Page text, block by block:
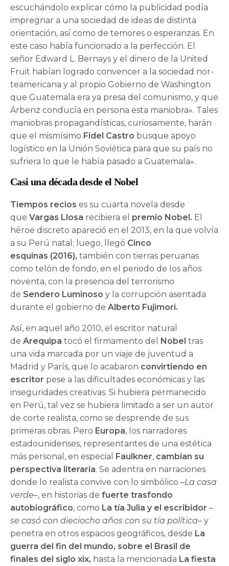
escuchándolo explicar cómo la publicidad podía
impregnar a una sociedad de ideas de distinta
orientación, así como de temores o esperanzas. En
este caso había funcionado a la perfección. El
señor Edward L. Bernays y el dinero de la United
Fruit habían logrado convencer a la sociedad nor­
teamericana y al propio Gobierno de Washington
que Guatemala era ya presa del comunismo, y que
Árbenz conducía en persona esta maniobra». Tales
maniobras propagandísticas, curiosamente, harán
que el mismísimo Fidel Castro busque apoyo
logístico en la Unión Soviética para que su país no
sufriera lo que le había pasado a Guatemala».
Casi una década desde el Nobel
Tiempos recios es su cuarta novela desde
queVargas Llosa recibiera el premio Nobel. El
héroe discreto apareció en el 2013, en la que volvía
a su Perú natal; luego, llegó Cinco
esquinas (2016), también con tierras peruanas
como telón de fondo, en el periodo de los años
noventa, con la presencia del terrorismo
de Sendero Luminoso y la corrupción asentada
durante el gobierno deAlberto Fujimori.
Así, en aquel año 2010, el escritor natural
deArequipa tocó el firmamento del Nobel tras
una vida marcada por un viaje de juventud a
Madrid y París, que lo acabaron convirtiendo en
escritor pese a las dificultades económicas y las
inseguridades creativas. Si hubiera permanecido
en Perú, tal vez se hubiera limitado a ser un autor
de corte realista, como se desprende de sus
primeras obras. Pero Europa, los narradores
estadounidenses, representantes de una estética
más personal, en especial Faulkner, cambian su
perspectiva literaria. Se adentra en narraciones
donde lo realista convive con lo simbólico –La casa
verde–, en historias de fuerte trasfondo
autobiográfico, como La tía Julia y el escribidor –
se casó con dieciocho años con su tía política– y
penetra en otros espacios geográficos, desde La
guerra del fin del mundo, sobre el Brasil de
finales del siglo xix, hasta la mencionada La fiesta